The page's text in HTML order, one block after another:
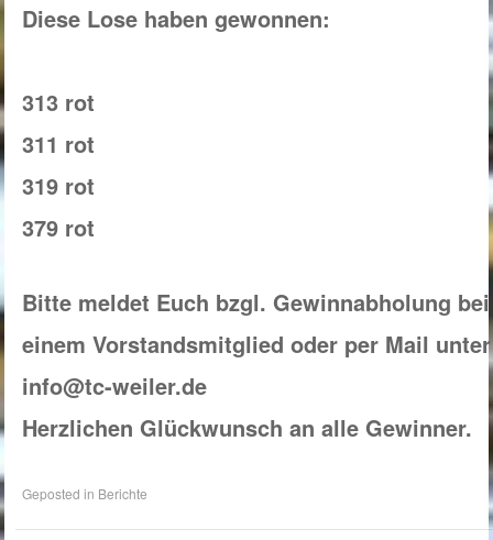
Diese Lose haben gewonnen:
313 rot
311 rot
319 rot
379 rot
Bitte meldet Euch bzgl. Gewinnabholung bei
einem Vorstandsmitglied oder per Mail unter
info@tc-weiler.de
Herzlichen Glückwunsch an alle Gewinner.
Geposted in Berichte